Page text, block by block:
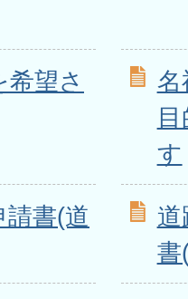
希望さ
名
す
請書(道
道
書